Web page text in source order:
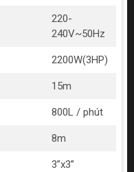
220-
240V~50Hz
2200W(3HP)
15m
800L / phút
8m
3”x3”